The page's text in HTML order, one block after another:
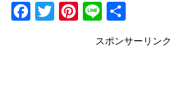
F
T
Pi
Li
e
スポンサーリンク